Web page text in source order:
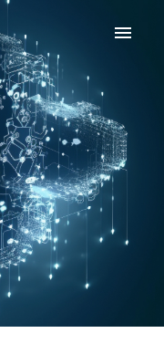
Menu